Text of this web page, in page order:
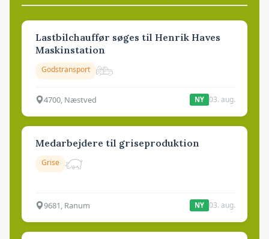
Lastbilchauffør søges til Henrik Haves
Maskinstation
Godstransport
4700, Næstved NY 03. aug.
Medarbejdere til griseproduktion
Grise
9681, Ranum NY 03. aug.